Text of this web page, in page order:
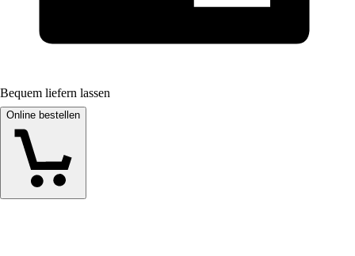
Bequem liefern lassen
Online bestellen